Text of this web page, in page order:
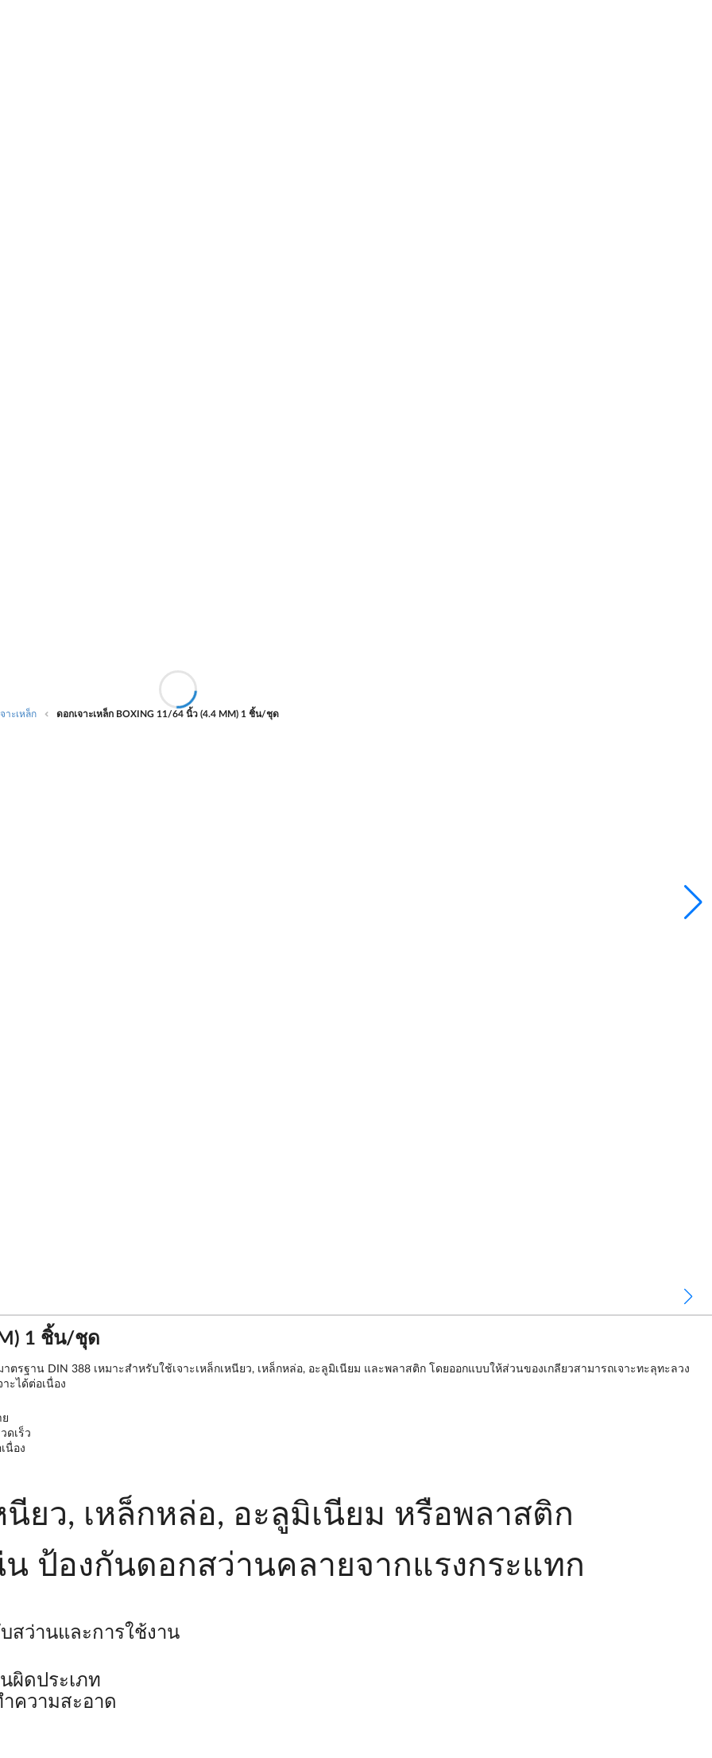
าะเหล็ก ดอกเจาะเหล็ก BOXING 11/64 นิ้ว (4.4 MM) 1 ชิ้น/ชุด
1 ชิ้น/ชุด
าตรฐาน DIN 388 เหมาะสำหรับใช้เจาะเหล็กเหนียว, เหล็กหล่อ, อะลูมิเนียม และพลาสติก โดยออกแบบให้ส่วนของเกลียวสามารถเจาะทะลุทะลวง
ะได้ต่อเนื่อง
ดเร็ว
นื่อง
นียว, เหล็กหล่อ, อะลูมิเนียม หรือพลาสติก
ป้องกันดอกสว่านคลายจากแรงกระแทก
สว่านและการใช้งาน
ผิดประเภท
ความสะอาด